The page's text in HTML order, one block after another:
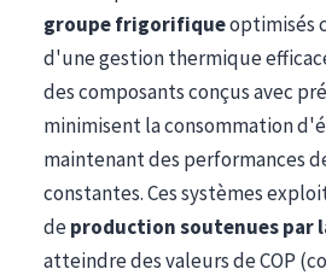
groupe frigorifiqueoptimisés
d'une gestion thermique
des composants conçus avec
minimisent la consommation
maintenant des performances
constantes. Ces systèmes
deproduction soutenues par
atteindre des valeurs de COP